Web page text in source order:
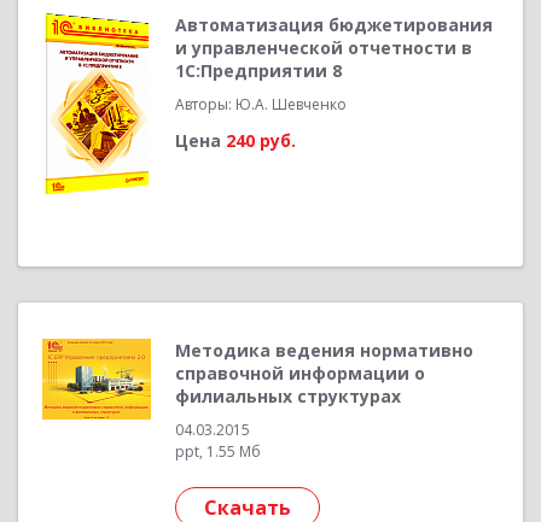
Автоматизация бюджетирования
и управленческой отчетности в
1С:Предприятии 8
Авторы: Ю.А. Шевченко
Цена 240 руб.
Методика ведения нормативно
справочной информации о
филиальных структурах
04.03.2015
ppt, 1.55 Мб
Скачать